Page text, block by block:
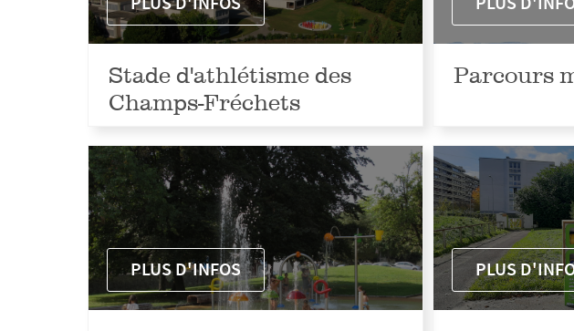
Stade d'athlétisme des
Champs-Fréchets
Parcours
PLUS D'INFOS PLUS